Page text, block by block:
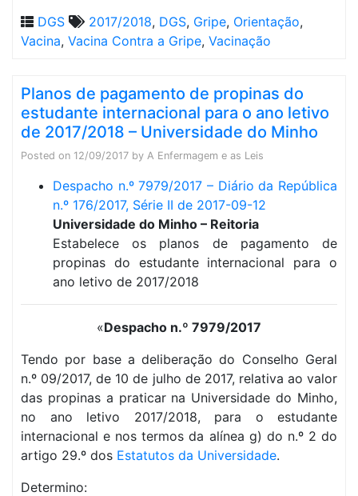
DGS
2017/2018, DGS, Gripe, Orientação,
Vacina, Vacina Contra a Gripe, Vacinação
Planos de pagamento de propinas do
estudante internacional para o ano letivo
de 2017/2018 – Universidade do Minho
Posted on 12/09/2017 by A Enfermagem e as Leis
Despacho n.º 7979/2017 – Diário da República
n.º 176/2017, Série II de 2017-09-12
Universidade do Minho – Reitoria
Estabelece os planos de pagamento de
propinas do estudante internacional para o
ano letivo de 2017/2018
«Despacho n.º 7979/2017
Tendo por base a deliberação do Conselho Geral
n.º 09/2017, de 10 de julho de 2017, relativa ao valor
das propinas a praticar na Universidade do Minho,
no ano letivo 2017/2018, para o estudante
internacional e nos termos da alínea g) do n.º 2 do
artigo 29.º dos Estatutos da Universidade.
Determino: